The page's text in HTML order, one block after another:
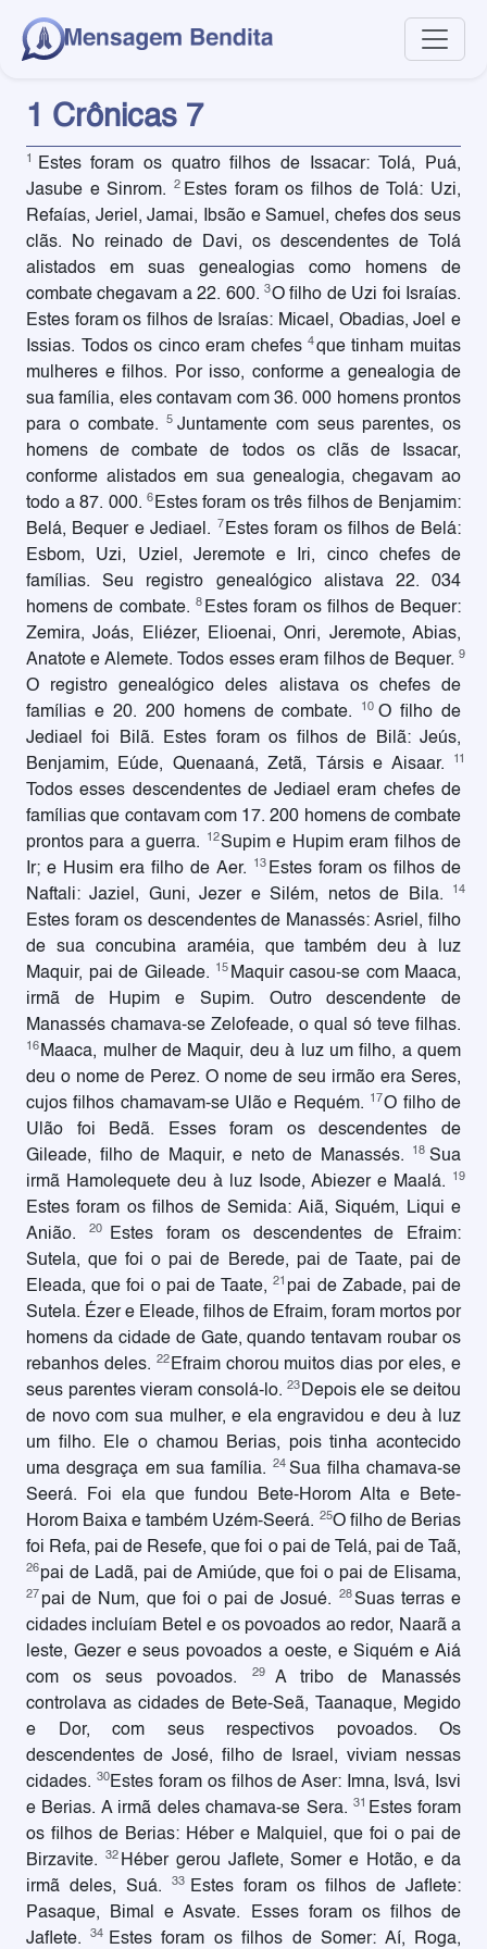
1 Crônicas 7
1
Estes foram os quatro filhos de Issacar: Tolá, Puá,
Jasube e Sinrom.2 Estes foram os filhos de Tolá: Uzi,
Refaías, Jeriel, Jamai, Ibsão e Samuel, chefes dos seus
clãs. No reinado de Davi, os descendentes de Tolá
alistados em suas genealogias como homens de
combate chegavam a 22. 600.3O filho de Uzi foi Israías.
Estes foram os filhos de Israías: Micael, Obadias, Joel e
Issias. Todos os cinco eram chefes4que tinham muitas
mulheres e filhos. Por isso, conforme a genealogia de
sua família, eles contavam com 36. 000 homens prontos
para o combate.5 Juntamente com seus parentes, os
homens de combate de todos os clãs de Issacar,
conforme alistados em sua genealogia, chegavam ao
todo a 87. 000.6 Estes foram os três filhos de Benjamim:
Belá, Bequer e Jediael. 7 Estes foram os filhos de Belá:
Esbom, Uzi, Uziel, Jeremote e Iri, cinco chefes de
famílias. Seu registro genealógico alistava 22. 034
homens de combate.8 Estes foram os filhos de Bequer:
Zemira, Joás, Eliézer, Elioenai, Onri, Jeremote, Abias,
Anatote e Alemete. Todos esses eram filhos de Bequer. 9
O registro genealógico deles alistava os chefes de
famílias e 20. 200 homens de combate.
10 O filho de
Jediael foi Bilã. Estes foram os filhos de Bilã: Jeús,
Benjamim, Eúde, Quenaaná, Zetã, Társis e Aisaar.
11
Todos esses descendentes de Jediael eram chefes de
famílias que contavam com 17. 200 homens de combate
prontos para a guerra.
12Supim e Hupim eram filhos de
Ir; e Husim era filho de Aer.
13 Estes foram os filhos de
Naftali: Jaziel, Guni, Jezer e Silém, netos de Bila.
14
Estes foram os descendentes de Manassés: Asriel, filho
de sua concubina araméia, que também deu à luz
Maquir, pai de Gileade. 15 Maquir casou-se com Maaca,
irmã de Hupim e Supim. Outro descendente de
Manassés chamava-se Zelofeade, o qual só teve filhas.
16 Maaca, mulher de Maquir, deu à luz um filho, a quem
deu o nome de Perez. O nome de seu irmão era Seres,
cujos filhos chamavam-se Ulão e Requém. 17O filho de
Ulão foi Bedã. Esses foram os descendentes de
Gileade, filho de Maquir, e neto de Manassés.
18 Sua
irmã Hamolequete deu à luz Isode, Abiezer e Maalá.
19
Estes foram os filhos de Semida: Aiã, Siquém, Liqui e
Anião.
20
Estes foram os descendentes de Efraim:
Sutela, que foi o pai de Berede, pai de Taate, pai de
Eleada, que foi o pai de Taate,21 pai de Zabade, pai de
Sutela. Ézer e Eleade, filhos de Efraim, foram mortos por
homens da cidade de Gate, quando tentavam roubar os
rebanhos deles. 22 Efraim chorou muitos dias por eles, e
seus parentes vieram consolá-lo. 23 Depois ele se deitou
de novo com sua mulher, e ela engravidou e deu à luz
um filho. Ele o chamou Berias, pois tinha acontecido
uma desgraça em sua família.24 Sua filha chamava-se
Seerá. Foi ela que fundou Bete-Horom Alta e Bete-
Horom Baixa e também Uzém-Seerá. 25O filho de Berias
foi Refa, pai de Resefe, que foi o pai de Telá, pai de Taã,
26pai de Ladã, pai de Amiúde, que foi o pai de Elisama,
27 pai de Num, que foi o pai de Josué. 28 Suas terras e
cidades incluíam Betel e os povoados ao redor, Naarã a
leste, Gezer e seus povoados a oeste, e Siquém e Aiá
com os seus povoados.
29
A tribo de Manassés
controlava as cidades de Bete-Seã, Taanaque, Megido
e Dor, com seus respectivos povoados. Os
descendentes de José, filho de Israel, viviam nessas
cidades. 30 Estes foram os filhos de Aser: Imna, Isvá, Isvi
e Berias. A irmã deles chamava-se Sera.31
Estes foram
os filhos de Berias: Héber e Malquiel, que foi o pai de
Birzavite.
32 Héber gerou Jaflete, Somer e Hotão, e da
irmã deles, Suá.
33
Estes foram os filhos de Jaflete:
Pasaque, Bimal e Asvate. Esses foram os filhos de
Jaflete.34 Estes foram os filhos de Somer: Aí, Roga,